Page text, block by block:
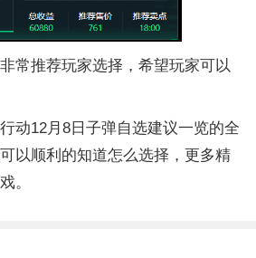
推荐玩家选择，希望玩家可以
12月8日子弹自选建议一览的全
以顺利的知道怎么选择，更多精
。